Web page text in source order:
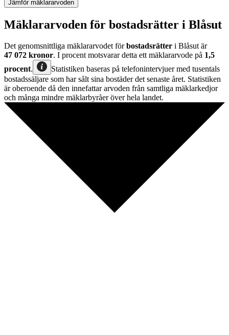
Jämför mäklararvoden
Mäklararvoden för bostadsrätter i Blåsut
Det genomsnittliga mäklararvodet förbostadsrätter i Blåsutär
47 072 kronor. I procent motsvarar detta ett mäklararvode på 1,5
procent.
Statistiken baseras på telefonintervjuer med tusentals
bostadssäljare som har sålt sina bostäder det senaste året. Statistiken
är oberoende då den innefattar arvoden från samtliga mäklarkedjor
och många mindre mäklarbyråer över hela landet.